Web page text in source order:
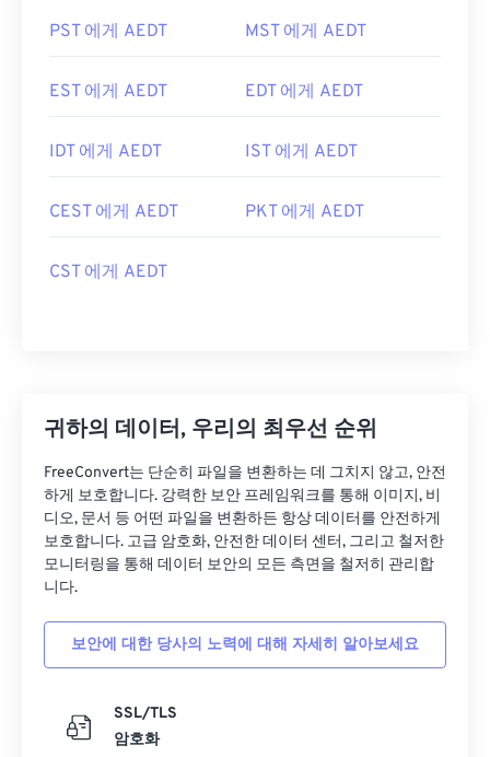
PST 에게 AEDT MST 에게 AEDT
EST 에게 AEDT EDT 에게 AEDT
IDT 에게 AEDT IST 에게 AEDT
CEST 에게 AEDT PKT 에게 AEDT
CST 에게 AEDT
귀하의 데이터, 우리의 최우선 순위
FreeConvert는 단순히 파일을 변환하는 데 그치지 않고, 안전
하게 보호합니다. 강력한 보안 프레임워크를 통해 이미지, 비
디오, 문서 등 어떤 파일을 변환하든 항상 데이터를 안전하게
보호합니다. 고급 암호화, 안전한 데이터 센터, 그리고 철저한
모니터링을 통해 데이터 보안의 모든 측면을 철저히 관리합
니다.
보안에 대한 당사의 노력에 대해 자세히 알아보세요
SSL/TLS
암호화